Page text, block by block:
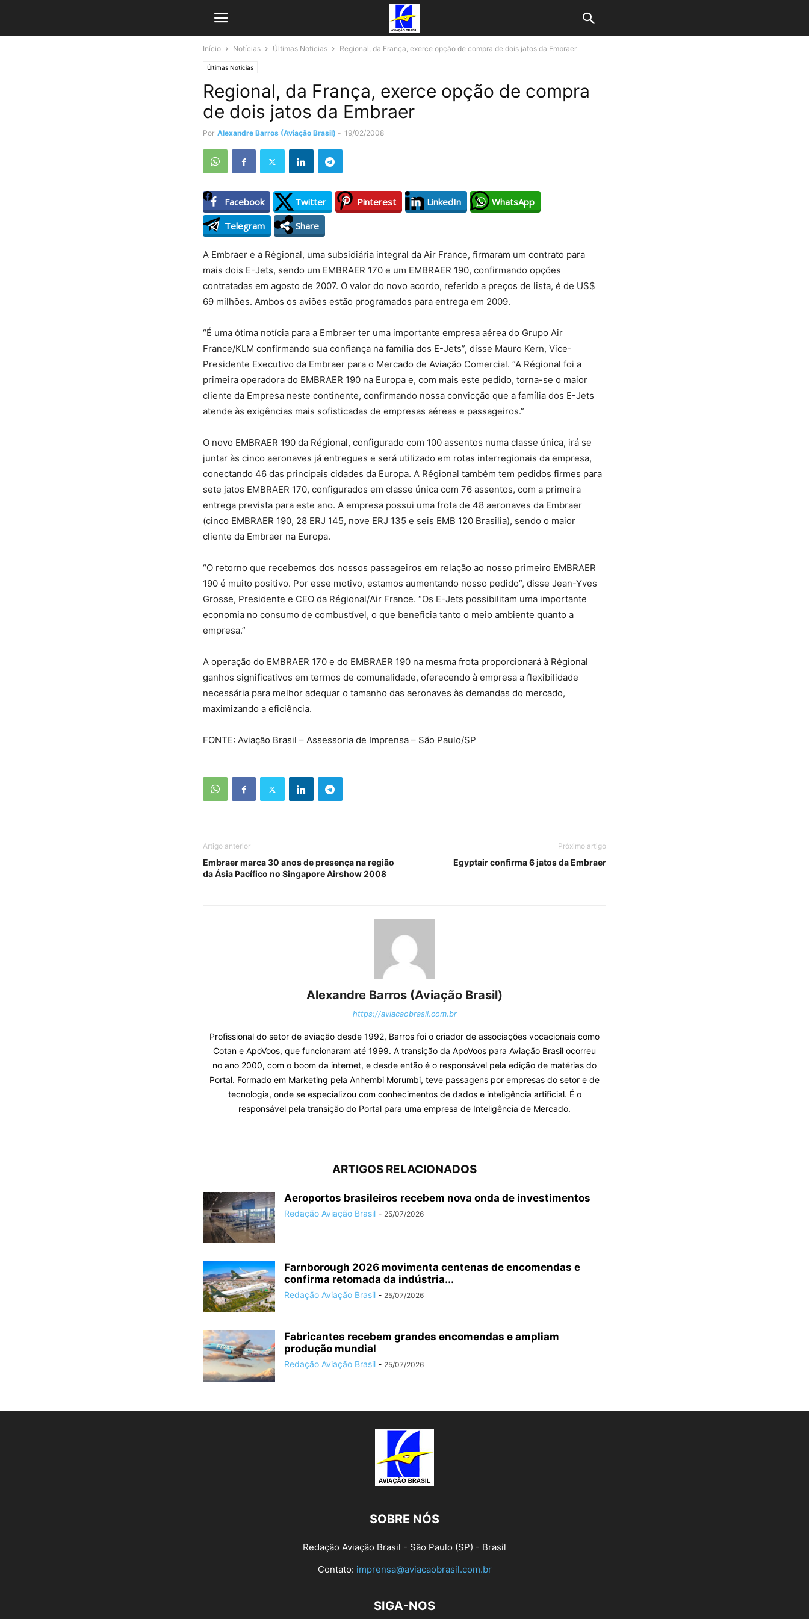
Início Notícias Últimas Noticias Regional, da França, exerce opção de compra de dois jatos da Embraer
Últimas Noticias
Regional, da França, exerce opção de compra
de dois jatos da Embraer
Por Alexandre Barros (Aviação Brasil) - 19/02/2008
Facebook Twitter Pinterest LinkedIn
WhatsApp
Telegram
Share
A Embraer e a Régional, uma subsidiária integral da Air France, firmaram um contrato para
mais dois E-Jets, sendo um EMBRAER 170 e um EMBRAER 190, confirmando opções
contratadas em agosto de 2007. O valor do novo acordo, referido a preços de lista, é de US$
69 milhões. Ambos os aviões estão programados para entrega em 2009.
“É uma ótima notícia para a Embraer ter uma importante empresa aérea do Grupo Air
France/KLM confirmando sua confiança na família dos E-Jets”, disse Mauro Kern, Vice-
Presidente Executivo da Embraer para o Mercado de Aviação Comercial. “A Régional foi a
primeira operadora do EMBRAER 190 na Europa e, com mais este pedido, torna-se o maior
cliente da Empresa neste continente, confirmando nossa convicção que a família dos E-Jets
atende às exigências mais sofisticadas de empresas aéreas e passageiros.”
O novo EMBRAER 190 da Régional, configurado com 100 assentos numa classe única, irá se
juntar às cinco aeronaves já entregues e será utilizado em rotas interregionais da empresa,
conectando 46 das principais cidades da Europa. A Régional também tem pedidos firmes para
sete jatos EMBRAER 170, configurados em classe única com 76 assentos, com a primeira
entrega prevista para este ano. A empresa possui uma frota de 48 aeronaves da Embraer
(cinco EMBRAER 190, 28 ERJ 145, nove ERJ 135 e seis EMB 120 Brasilia), sendo o maior
cliente da Embraer na Europa.
“O retorno que recebemos dos nossos passageiros em relação ao nosso primeiro EMBRAER
190 é muito positivo. Por esse motivo, estamos aumentando nosso pedido”, disse Jean-Yves
Grosse, Presidente e CEO da Régional/Air France. “Os E-Jets possibilitam uma importante
economia no consumo de combustível, o que beneficia tanto o meio ambiente quanto a
empresa.”
A operação do EMBRAER 170 e do EMBRAER 190 na mesma frota proporcionará à Régional
ganhos significativos em termos de comunalidade, oferecendo à empresa a flexibilidade
necessária para melhor adequar o tamanho das aeronaves às demandas do mercado,
maximizando a eficiência.
FONTE: Aviação Brasil – Assessoria de Imprensa – São Paulo/SP
Artigo anterior
Embraer marca 30 anos de presença na região
Próximo artigo
Egyptair confirma 6 jatos da Embraer
Alexandre Barros (Aviação Brasil)
https://aviacaobrasil.com.br
Profissional do setor de aviação desde 1992, Barros foi o criador de associações vocacionais como
Cotan e ApoVoos, que funcionaram até 1999. A transição da ApoVoos para Aviação Brasil ocorreu
no ano 2000, com o boom da internet, e desde então é o responsável pela edição de matérias do
Portal. Formado em Marketing pela Anhembi Morumbi, teve passagens por empresas do setor e de
tecnologia, onde se especializou com conhecimentos de dados e inteligência artificial. É o
responsável pela transição do Portal para uma empresa de Inteligência de Mercado.
ARTIGOS RELACIONADOS
Aeroportos brasileiros recebem nova onda de investimentos
Redação Aviação Brasil - 25/07/2026
Farnborough 2026 movimenta centenas de encomendas e
confirma retomada da indústria...
Redação Aviação Brasil - 25/07/2026
Fabricantes recebem grandes encomendas e ampliam
produção mundial
Redação Aviação Brasil - 25/07/2026
SOBRE NÓS
Redação Aviação Brasil - São Paulo (SP) - Brasil
Contato: imprensa@aviacaobrasil.com.br
SIGA-NOS